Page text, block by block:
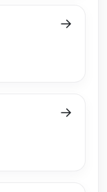
→
→